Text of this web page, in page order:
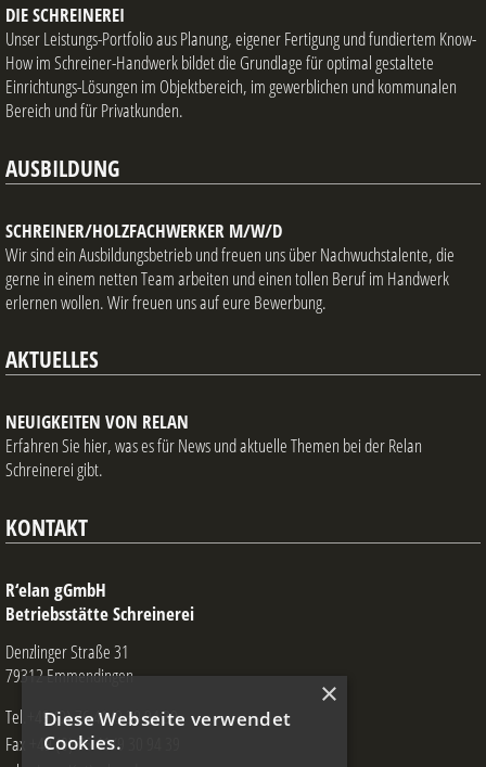
DIE SCHREINEREI
Unser Leistungs-Portfolio aus Planung, eigener Fertigung und fundiertem Know-
How im Schreiner-Handwerk bildet die Grundlage für optimal gestaltete
Einrichtungs-Lösungen im Objektbereich, im gewerblichen und kommunalen
Bereich und für Privatkunden.
AUSBILDUNG
SCHREINER/HOLZFACHWERKER M/W/D
Wir sind ein Ausbildungsbetrieb und freuen uns über Nachwuchstalente, die
gerne in einem netten Team arbeiten und einen tollen Beruf im Handwerk
erlernen wollen. Wir freuen uns auf eure Bewerbung.
AKTUELLES
NEUIGKEITEN VON RELAN
Erfahren Sie hier, was es für News und aktuelle Themen bei der Relan
Schreinerei gibt.
KONTAKT
R‘elan gGmbH
Betriebsstätte Schreinerei
Denzlinger Straße 31
79312 Emmendingen
Tel.+49 (0) 76 41/9 30 94 30
Fax +49 (0) 76 41/9 30 94 39
×
Diese Webseite verwendet
Cookies.